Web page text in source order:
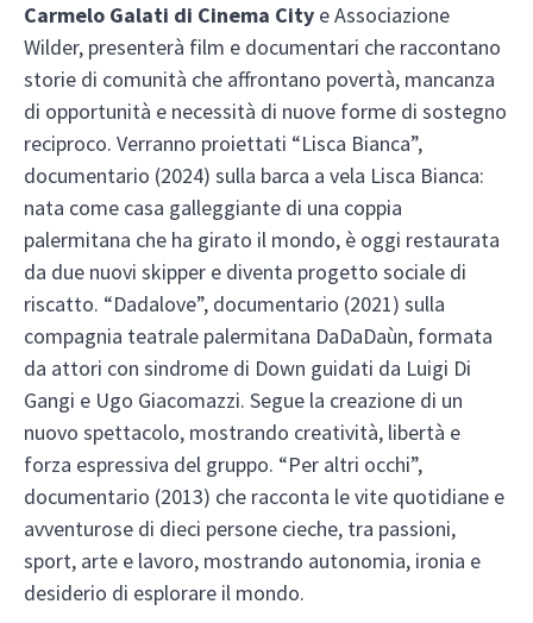
Carmelo Galati di Cinema City e Associazione
Wilder, presenterà film e documentari che raccontano
storie di comunità che affrontano povertà, mancanza
di opportunità e necessità di nuove forme di sostegno
reciproco. Verranno proiettati “Lisca Bianca”,
documentario (2024) sulla barca a vela Lisca Bianca:
nata come casa galleggiante di una coppia
palermitana che ha girato il mondo, è oggi restaurata
da due nuovi skipper e diventa progetto sociale di
riscatto. “Dadalove”, documentario (2021) sulla
compagnia teatrale palermitana DaDaDaùn, formata
da attori con sindrome di Down guidati da Luigi Di
Gangi e Ugo Giacomazzi. Segue la creazione di un
nuovo spettacolo, mostrando creatività, libertà e
forza espressiva del gruppo. “Per altri occhi”,
documentario (2013) che racconta le vite quotidiane e
avventurose di dieci persone cieche, tra passioni,
sport, arte e lavoro, mostrando autonomia, ironia e
desiderio di esplorare il mondo.